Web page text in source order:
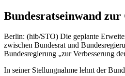
Bundesratseinwand
Berlin: (hib/STO) Die geplante
zwischen Bundesrat und
Bundesregierung „zur Verbesserung
In seiner Stellungnahme lehnt der